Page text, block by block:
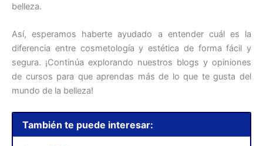
belleza.
Así, esperamos haberte ayudado a entender cuál es la
diferencia entre cosmetología y estética de forma fácil y
segura. ¡Continúa explorando nuestros blogs y opiniones
de cursos para que aprendas más de lo que te gusta del
mundo de la belleza!
También te puede interesar: